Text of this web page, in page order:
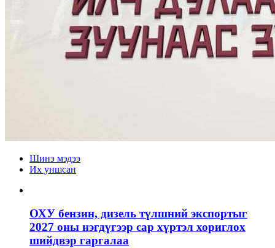
Шинэ мэдээ
Их уншсан
ОХУ бензин, дизель түлшний экспортыг
2027 оны нэгдүгээр сар хүртэл хориглох
шийдвэр гаргалаа